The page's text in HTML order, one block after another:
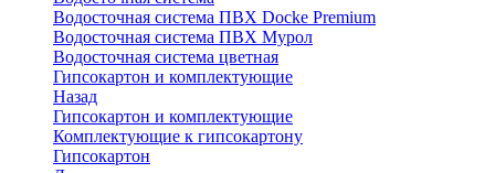
Водосточная система ПВХ Docke Premium
Водосточная система ПВХ Мурол
Водосточная система цветная
Гипсокартон и комплектующие
Назад
Гипсокартон и комплектующие
Комплектующие к гипсокартону
Гипсокартон